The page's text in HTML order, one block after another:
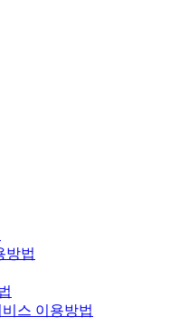
방법
스 이용방법